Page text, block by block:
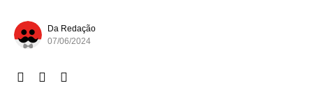
Da Redação
07/06/2024